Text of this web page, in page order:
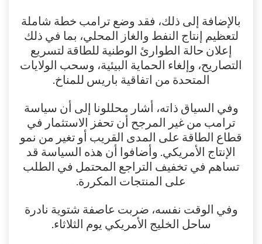
بالإضافة إلى ذلك، فقد وضع ترامب خطة شاملة
لتعظيم إنتاج النفط والغاز المحلي، بما في ذلك
إعلان حالة الطوارئ الوطنية للطاقة لتسريع
التصاريح، وإلغاء الحماية البيئية، وسحب الولايات
المتحدة من اتفاقية باريس للمناخ.
وفي السياق ذاته، أشار محللونا إلى أن سياسة
ترامب من غير المرجح أن تحفز الاستثمار في
قطاع الطاقة على المدى القريب أو تغير من نمو
الإنتاج الأمريكي. وأضافوا أن هذه السياسة قد
تساهم في تخفيف التراجع المحتمل في الطلب
على المنتجات المكررة.
وفي الوقت نفسه، ضربت عاصفة شتوية نادرة
ساحل الخليج الأمريكي يوم الثلاثاء.